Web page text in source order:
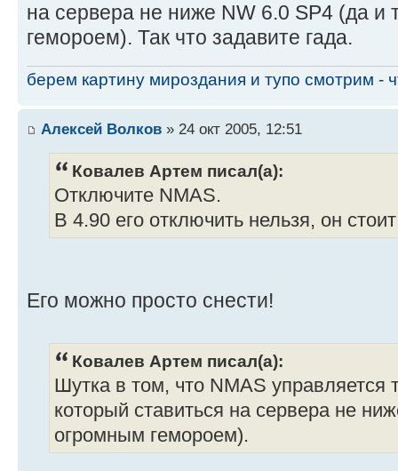
на сервера не ниже NW 6.0 SP4 (да и
гемороем). Так что задавите гада.
берем картину мироздания и тупо смотрим -
Алексей Волков » 24 окт 2005, 12:51
Ковалев Артем писал(а):
Отключите NMAS.
В 4.90 его отключить нельзя, он
Его можно просто снести!
Ковалев Артем писал(а):
Шутка в том, что NMAS управляется
который ставиться на сервера не
огромным гемороем).